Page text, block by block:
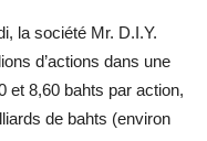
la société Mr. D.I.Y.
d’actions dans une
et 8,60 bahts par action,
de bahts (environ